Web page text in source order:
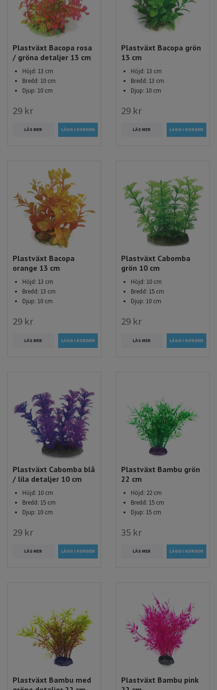
Plastväxt Bacopa rosa
/ gröna detaljer 13 cm
Höjd: 13 cm
Bredd: 10 cm
Djup: 10 cm
29 kr
LÄS MER
Plastväxt Bacopa grön
13 cm
Höjd: 13 cm
Bredd: 13 cm
Djup: 10 cm
29 kr
LÄS MER
Plastväxt Bacopa
orange 13 cm
Höjd: 13 cm
Bredd: 13 cm
Djup: 10 cm
29 kr
LÄS MER
Plastväxt Cabomba
grön 10 cm
Höjd: 10 cm
Bredd: 15 cm
Djup: 10 cm
29 kr
LÄS MER
Plastväxt Cabomba blå
/ lila detaljer 10 cm
Höjd: 10 cm
Bredd: 15 cm
Djup: 10 cm
29 kr
LÄS MER
Plastväxt Bambu grön
22 cm
Höjd: 22 cm
Bredd: 15 cm
Djup: 15 cm
35 kr
LÄS MER
Plastväxt Bambu med
Plastväxt Bambu pink